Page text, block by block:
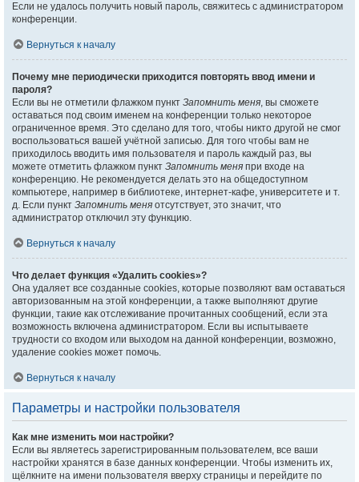
Если не удалось получить новый пароль, свяжитесь с администратором
конференции.
Вернуться к началу
Почему мне периодически приходится повторять ввод имени и
пароля?
Если вы не отметили флажком пункт Запомнить меня, вы сможете
оставаться под своим именем на конференции только некоторое
ограниченное время. Это сделано для того, чтобы никто другой не смог
воспользоваться вашей учётной записью. Для того чтобы вам не
приходилось вводить имя пользователя и пароль каждый раз, вы
можете отметить флажком пункт Запомнить меня при входе на
конференцию. Не рекомендуется делать это на общедоступном
компьютере, например в библиотеке, интернет-кафе, университете и т.
д. Если пункт Запомнить меня отсутствует, это значит, что
администратор отключил эту функцию.
Вернуться к началу
Что делает функция «Удалить cookies»?
Она удаляет все созданные cookies, которые позволяют вам оставаться
авторизованным на этой конференции, а также выполняют другие
функции, такие как отслеживание прочитанных сообщений, если эта
возможность включена администратором. Если вы испытываете
трудности со входом или выходом на данной конференции, возможно,
удаление cookies может помочь.
Вернуться к началу
Параметры и настройки пользователя
Как мне изменить мои настройки?
Если вы являетесь зарегистрированным пользователем, все ваши
настройки хранятся в базе данных конференции. Чтобы изменить их,
щёлкните на имени пользователя вверху страницы и перейдите по